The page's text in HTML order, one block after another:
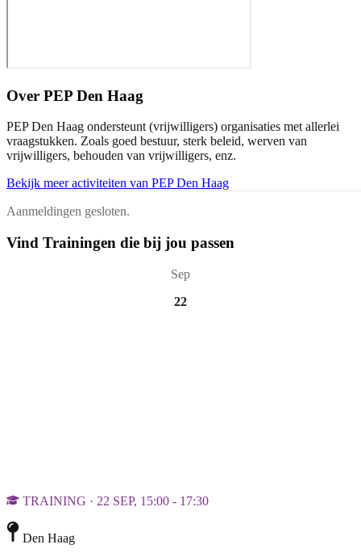
Over PEP Den Haag
PEP Den Haag ondersteunt (vrijwilligers) organisaties met allerlei
vraagstukken. Zoals goed bestuur, sterk beleid, werven van
vrijwilligers, behouden van vrijwilligers, enz.
Bekijk meer activiteiten van PEP Den Haag
Aanmeldingen gesloten.
Vind Trainingen die bij jou passen
Sep
22
TRAINING · 22 SEP, 15:00 - 17:30
Den Haag